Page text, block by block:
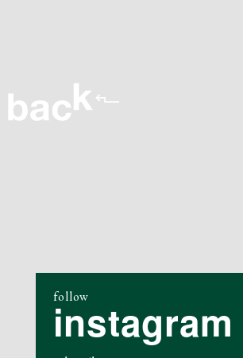
follow
instagram